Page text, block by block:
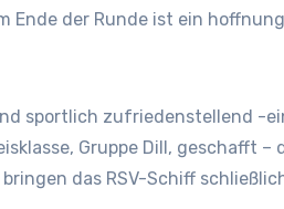
Ende der Runde ist ein
sportlich zufriedenstellend -
Gruppe Dill, geschafft
das RSV-Schiff